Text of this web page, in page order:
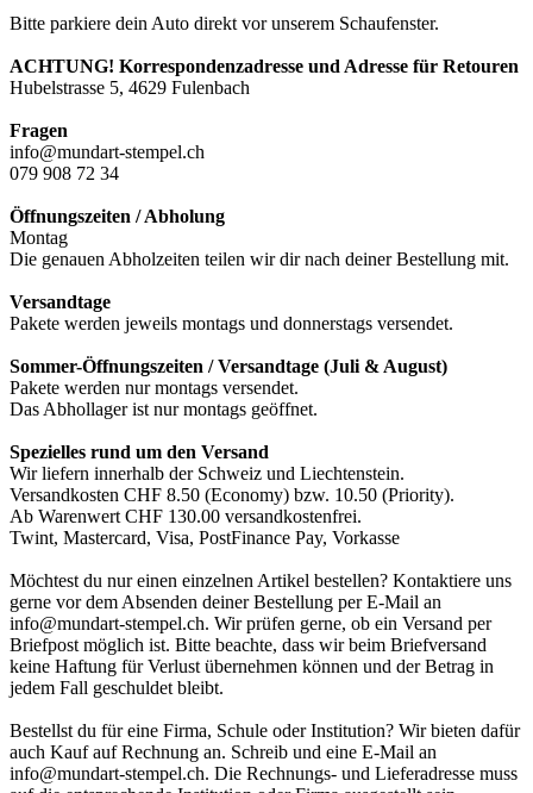
Bitte parkiere dein Auto direkt vor unserem Schaufenster.
ACHTUNG! Korrespondenzadresse und Adresse für Retouren
Hubelstrasse 5, 4629 Fulenbach
Fragen
info@mundart-stempel.ch
079 908 72 34
Öffnungszeiten / Abholung
Montag
Die genauen Abholzeiten teilen wir dir nach deiner Bestellung mit.
Versandtage
Pakete werden jeweils montags und donnerstags versendet.
Sommer-Öffnungszeiten / Versandtage (Juli & August)
Pakete werden nur montags versendet.
Das Abhollager ist nur montags geöffnet.
Spezielles rund um den Versand
Wir liefern innerhalb der Schweiz und Liechtenstein.
Versandkosten CHF 8.50 (Economy) bzw. 10.50 (Priority).
Ab Warenwert CHF 130.00 versandkostenfrei.
Twint, Mastercard, Visa, PostFinance Pay, Vorkasse
Möchtest du nur einen einzelnen Artikel bestellen? Kontaktiere uns
gerne vor dem Absenden deiner Bestellung per E-Mail an
info@mundart-stempel.ch. Wir prüfen gerne, ob ein Versand per
Briefpost möglich ist. Bitte beachte, dass wir beim Briefversand
keine Haftung für Verlust übernehmen können und der Betrag in
jedem Fall geschuldet bleibt.
Bestellst du für eine Firma, Schule oder Institution? Wir bieten dafür
auch Kauf auf Rechnung an. Schreib und eine E-Mail an
info@mundart-stempel.ch. Die Rechnungs- und Lieferadresse muss